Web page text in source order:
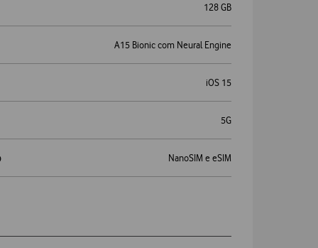
128 GB
A15 Bionic com Neural Engine
iOS 15
5G
NanoSIM e eSIM